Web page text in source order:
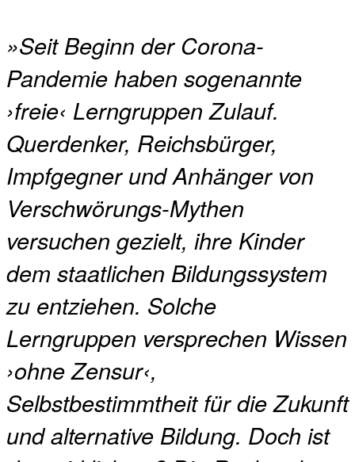
»Seit Beginn der Corona-
Pandemie haben sogenannte
›freie‹ Lerngruppen Zulauf.
Querdenker, Reichsbürger,
Impfgegner und Anhänger von
Verschwörungs-Mythen
versuchen gezielt, ihre Kinder
dem staatlichen Bildungssystem
zu entziehen. Solche
Lerngruppen versprechen Wissen
›ohne Zensur‹,
Selbstbestimmtheit für die Zukunft
und alternative Bildung. Doch ist